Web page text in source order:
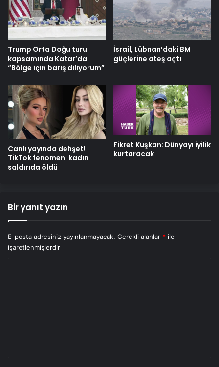
Trump Orta Doğu turu
kapsamında Katar’da!
“Bölge için barış diliyorum”
İsrail, Lübnan’daki BM
güçlerine ateş açtı
Canlı yayında dehşet!
TikTok fenomeni kadın
saldırıda öldü
Fikret Kuşkan: Dünyayı iyilik
kurtaracak
Bir yanıt yazın
E-posta adresiniz yayınlanmayacak. Gerekli alanlar * ile
işaretlenmişlerdir